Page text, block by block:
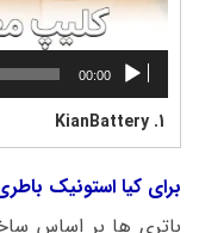
00:00
1.
KianBattery
برای کیا استونیک
باتری ها بر اساس